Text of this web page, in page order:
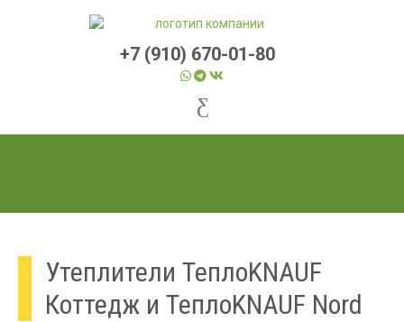
+7 (910) 670-01-80
Утеплители ТеплоKNAUF
Коттедж и ТеплоKNAUF Nord